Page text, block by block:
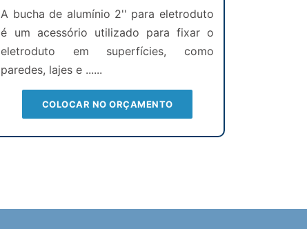
A bucha de alumínio 2'' para eletroduto
é um acessório utilizado para fixar o
eletroduto em superfícies, como
paredes, lajes e ......
COLOCAR NO ORÇAMENTO